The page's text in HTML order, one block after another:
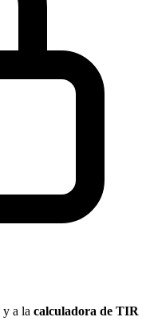
y a la calculadora de TIR